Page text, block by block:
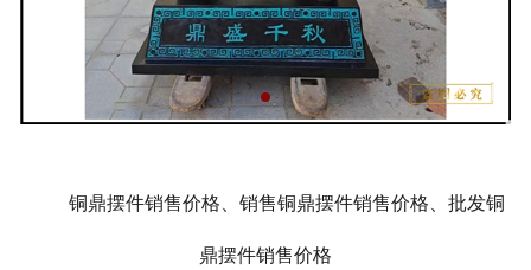
铜鼎摆件销售价格、销售铜鼎摆件销售价格、批发铜
鼎摆件销售价格